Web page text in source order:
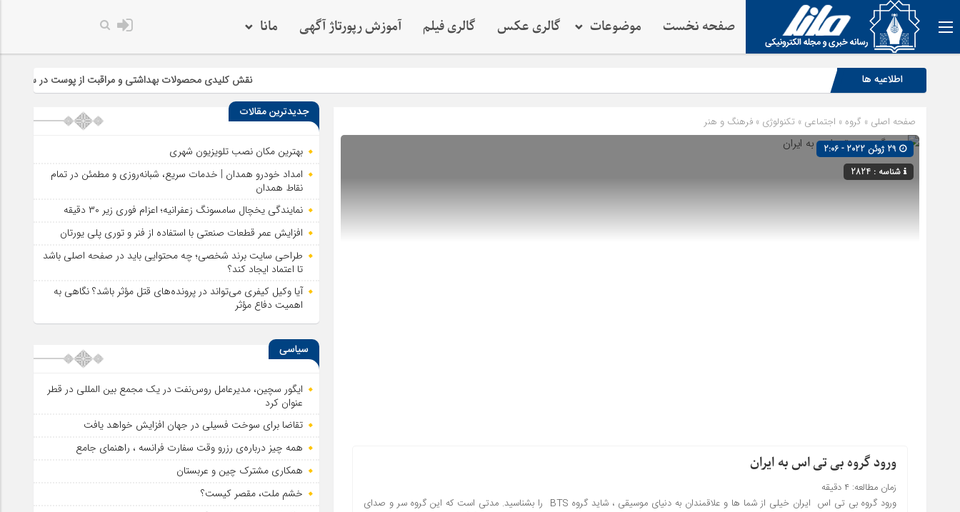
صفحه نخست موضوعات گالری عکس گالری فیلم آموزش رپورتاژ آگهی مانا
اطلاعیه ها نقش کلیدی محصولات بهداشتی و مراقبت از پوست در سلامت و زیبایی
صفحه اصلی » گروه » اجتماعی » تکنولوژی » فرهنگ و هنر
شناسه : 2824
ورود گروه بی تی اس به ایران
زمان مطالعه:۴ دقیقه
ورود گروه بی تی اس ایران خیلی از شما ها و علاقمندان به دنیای موسیقی ، شاید گروه BTS را بشناسید. مدتی است که این گروه سر و صدای
جدیدترین مقالات
بهترین مکان نصب تلویزیون شهری
امداد خودرو همدان | خدمات سریع، شبانه‌روزی و مطمئن در تمام
نقاط همدان
نمایندگی یخچال سامسونگ زعفرانیه؛ اعزام فوری زیر ۳۰ دقیقه
افزایش عمر قطعات صنعتی با استفاده از فنر و توری پلی یورتان
طراحی سایت برند شخصی؛ چه محتوایی باید در صفحه اصلی باشد
تا اعتماد ایجاد کند؟
آیا وکیل کیفری می‌تواند در پرونده‌های قتل مؤثر باشد؟ نگاهی به
اهمیت دفاع مؤثر
سیاسی
ایگور سچین، مدیرعامل روس‌نفت در یک مجمع بین المللی در قطر
عنوان کرد
تقاضا برای سوخت فسیلی در جهان افزایش خواهد یافت
همه چیز درباره‌ی رزرو وقت سفارت فرانسه ، راهنمای جامع
همکاری مشترک چین و عربستان
خشم ملت، مقصر کیست؟